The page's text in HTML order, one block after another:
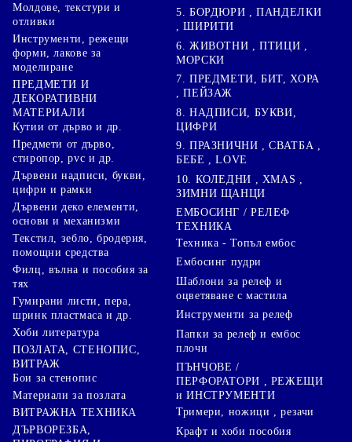
Молдове, текстури и
отливки
Инструменти, режещи
форми, лакове за
моделиране
ПРЕДМЕТИ И
ДЕКОРАТИВНИ
МАТЕРИАЛИ
Кутии от дърво и др.
Предмети от дърво,
стиропор, pvc и др.
Дървени надписи, букви,
цифри и рамки
Дървени деко елементи,
основи и механизми
Текстил, зебло, бродерия,
помощни средства
Филц, вълна и пособия за
тях
Гумирани листи, пера,
шринк пластмаса и др.
Хоби литература
ПОЗЛАТА, СТЕНОПИС,
ВИТРАЖ
Бои за стенопис
Материали за позлата
ВИТРАЖНА ТЕХНИКА
ДЪРВОРЕЗБА,
5. БОРДЮРИ , ПАНДЕЛКИ
, ШИРИТИ
6. ЖИВОТНИ , ПТИЦИ ,
МОРСКИ
7. ПРЕДМЕТИ, БИТ, ХОРА
, ПЕЙЗАЖ
8. НАДПИСИ, БУКВИ,
ЦИФРИ
9. ПРАЗНИЧНИ , СВАТБА ,
БЕБЕ , LOVE
10. КОЛЕДНИ , XMAS ,
ЗИМНИ ЩАНЦИ
ЕМБОСИНГ / РЕЛЕФ
ТЕХНИКА
Техника - Топъл ембос
Ембосинг пудри
Шаблони за релеф и
оцветяване с мастила
Инструменти за релеф
Папки за релеф и ембос
плочи
ПЪНЧОВЕ /
ПЕРФОРАТОРИ , РЕЖЕЩИ
и ИНСТРУМЕНТИ
Тримери, ножици , резачи
Крафт и хоби пособия